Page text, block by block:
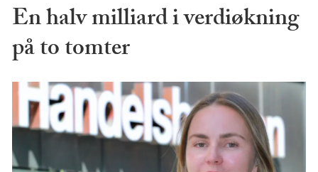
En halv milliard i verdiøkning
på to tomter